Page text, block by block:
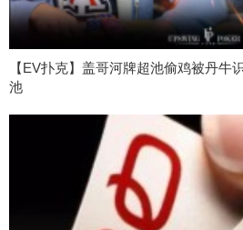
【EV扑克】盖哥河牌超池偷鸡被丹牛
池